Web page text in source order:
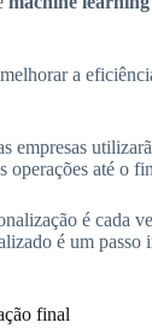
a
empresas
até o
é cada
é um passo
final